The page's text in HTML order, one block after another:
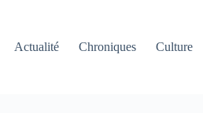
Actualité
Chroniques Culture